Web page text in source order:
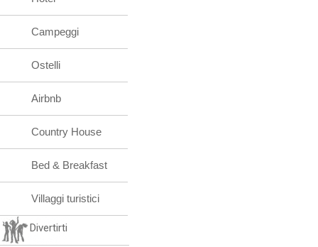
Campeggi
Ostelli
Airbnb
Country House
Bed & Breakfast
Villaggi turistici
Divertirti